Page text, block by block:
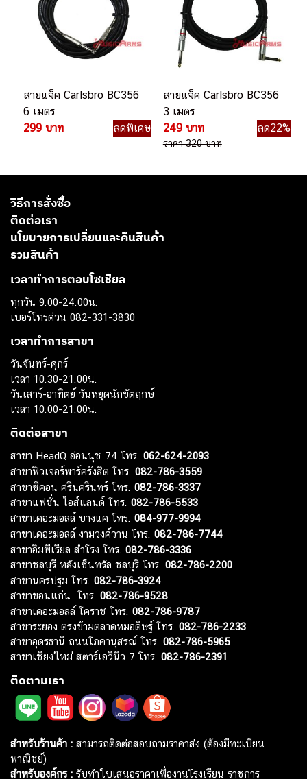
สายแจ็ค Carlsbro BC356
6 เมตร
299 บาท
ลดพิเศษ
สายแจ็ค Carlsbro BC356
3 เมตร
249 บาท
ลด22%
ราคา 320 บาท
วิธีการสั่งซื้อ
ติดต่อเรา
นโยบายการเปลี่ยนและคืนสินค้า
รวมสินค้า
เวลาทำการตอบโซเชียล
ทุกวัน 9.00-24.00น.
เบอร์โทรด่วน 082-331-3830
เวลาทำการสาขา
วันจันทร์-ศุกร์
เวลา 10.30-21.00น.
วันเสาร์-อาทิตย์ วันหยุดนักขัตฤกษ์
เวลา 10.00-21.00น.
ติดต่อสาขา
สาขา HeadQ อ่อนนุช 74 โทร. 062-624-2093
สาขาฟิวเจอร์พาร์ครังสิต โทร. 082-786-3559
สาขาซีคอน ศรีนครินทร์ โทร. 082-786-3337
สาขาแฟชั่น ไอส์แลนด์ โทร. 082-786-5533
สาขาเดอะมอลล์ บางแค โทร. 084-977-9994
สาขาเดอะมอลล์ งามวงศ์วาน โทร. 082-786-7744
สาขาอิมพีเรียล สำโรง โทร. 082-786-3336
สาขาชลบุรี หลังเซ็นทรัล ชลบุรี โทร. 082-786-2200
สาขานครปฐม โทร. 082-786-3924
สาขาขอนแก่น โทร. 082-786-9528
สาขาเดอะมอลล์ โคราช โทร. 082-786-9787
สาขาระยอง ตรงข้ามตลาดหมอดิษฐ์ โทร. 082-786-2233
สาขาอุดรธานี ถนนโภคานุสรณ์ โทร. 082-786-5965
สาขาเชียงใหม่ สตาร์เอวีนิว 7 โทร. 082-786-2391
ติดตามเรา
สำหรับร้านค้า : สามารถติดต่อสอบถามราคาส่ง (ต้องมีทะเบียน
พาณิชย์)
สำหรับองค์กร : รับทำใบเสนอราคาเพื่องานโรงเรียน ราชการ